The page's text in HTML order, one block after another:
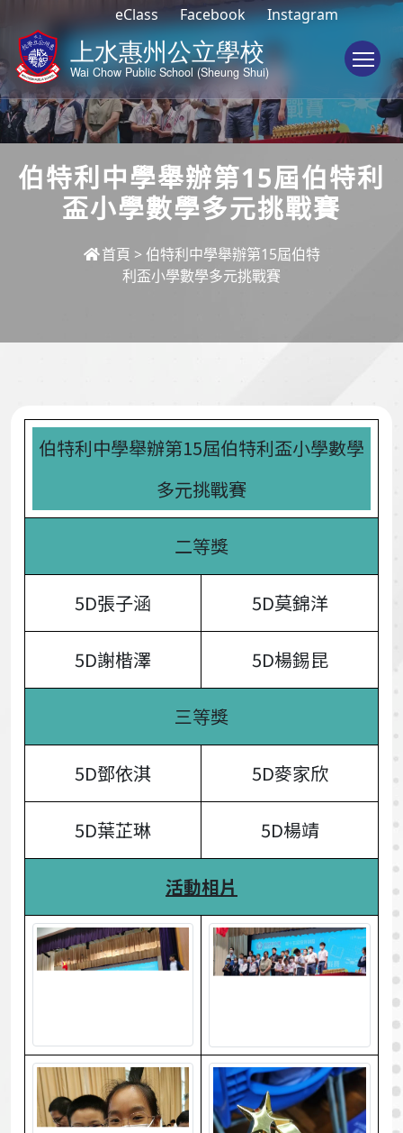
eClass Facebook Instagram
伯特利中學舉辦第15屆伯特利
盃小學數學多元挑戰賽
首頁 > 伯特利中學舉辦第15屆伯特
利盃小學數學多元挑戰賽
伯特利中學舉辦第15屆伯特利盃小學數學
多元挑戰賽
二等獎
5D張子涵 5D莫錦洋
5D謝楷澤 5D楊錫昆
三等獎
5D鄧依淇 5D麥家欣
5D葉芷琳 5D楊靖
活動相片